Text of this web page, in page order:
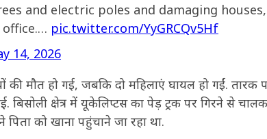
and electric poles and damaging houses,
pic.twitter.com/YyGRCQv5Hf
14, 2026
की मौत हो गई, जबकि दो महिलाएं घायल हो गईं. तारक
क्षेत्र में यूकेलिप्टस का पेड़ ट्रक पर गिरने से
को खाना पहुंचाने जा रहा था.